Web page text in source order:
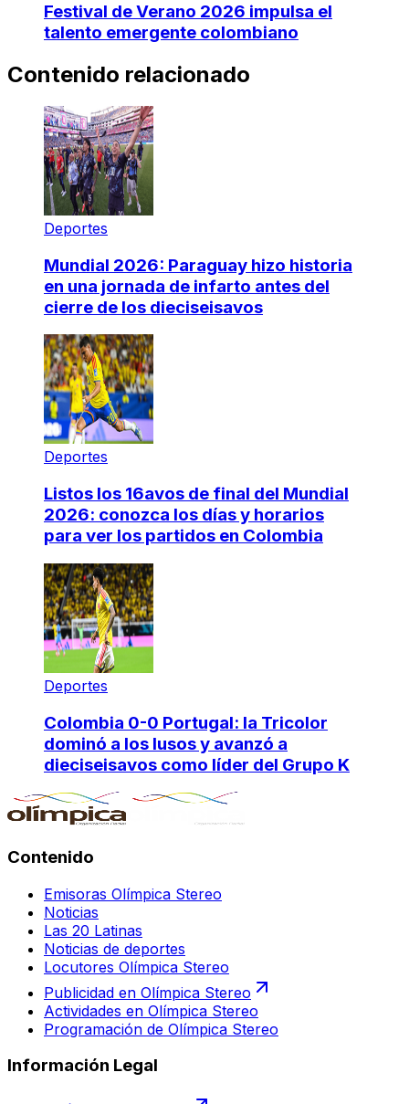
Festival de Verano 2026 impulsa el
talento emergente colombiano
Contenido relacionado
Deportes
Mundial 2026: Paraguay hizo historia
en una jornada de infarto antes del
cierre de los dieciseisavos
Deportes
Listos los 16avos de final del Mundial
2026: conozca los días y horarios
para ver los partidos en Colombia
Deportes
Colombia 0-0 Portugal: la Tricolor
dominó a los lusos y avanzó a
dieciseisavos como líder del Grupo K
Contenido
Emisoras Olímpica Stereo
Noticias
Las 20 Latinas
Noticias de deportes
Locutores Olímpica Stereo
Publicidad en Olímpica Stereo
Actividades en Olímpica Stereo
Programación de Olímpica Stereo
Información Legal